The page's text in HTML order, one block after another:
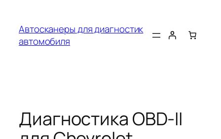
содержимому
Автосканеры для диагностик
автомобиля
Диагностика OBD-II